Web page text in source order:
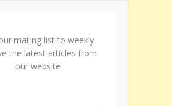
mailing list to weekly
the latest articles from
our website